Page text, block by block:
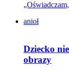
anioł
Dziecko
obrazy